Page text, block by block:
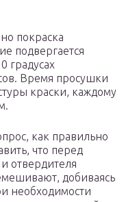
покраска
подвергается
градусах
Время просушки
краски, каждому
как правильно
что перед
отвердителя
добиваясь
необходимости